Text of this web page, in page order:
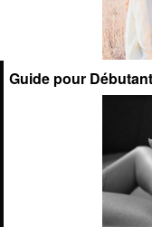
Guide pour